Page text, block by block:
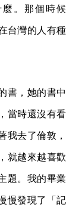
。那個時候
台灣的人有種
書，她的書中
當時還沒有看
我去了倫敦，
就越來越喜歡
題。我的畢業
慢發現了「記